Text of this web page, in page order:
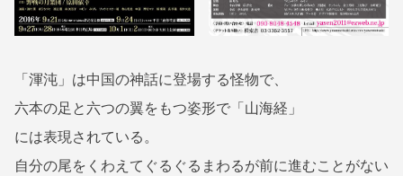
「渾沌」は中国の神話に登場する怪物で、
六本の足と六つの翼をもつ姿形で「山海経」
には表現されている。
自分の尾をくわえてぐるぐるまわるが前に進むことがない